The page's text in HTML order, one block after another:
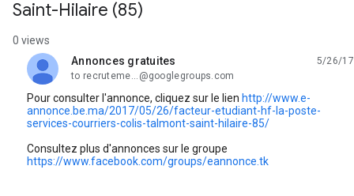
Saint-Hilaire (85)
0 views
Annonces gratuites
unread,
5/26/17
to recruteme...@googlegroups.com
Pour consulter l'annonce, cliquez sur le lien http://www.e-
annonce.be.ma/2017/05/26/facteur-etudiant-hf-la-poste-
services-courriers-colis-talmont-saint-hilaire-85/
Consultez plus d'annonces sur le groupe
https://www.facebook.com/groups/eannonce.tk